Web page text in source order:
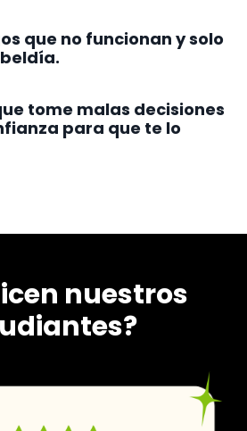
que no funcionan y solo
tome malas decisiones
para que te lo
nuestros